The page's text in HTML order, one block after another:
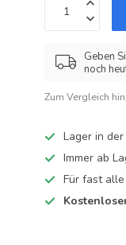
Geben
noch
Zum Vergleich
Lager in der
Immer ab
Für fast